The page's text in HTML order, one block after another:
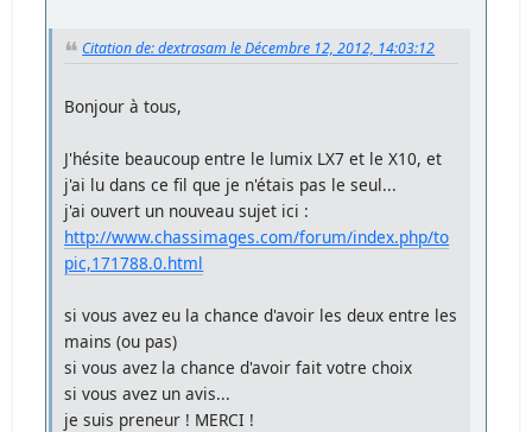
Citation de: dextrasam le Décembre 12, 2012, 14:03:12
Bonjour à tous,
J'hésite beaucoup entre le lumix LX7 et le X10, et
j'ai lu dans ce fil que je n'étais pas le seul...
j'ai ouvert un nouveau sujet ici :
http://www.chassimages.com/forum/index.php/to
pic,171788.0.html
si vous avez eu la chance d'avoir les deux entre les
mains (ou pas)
si vous avez la chance d'avoir fait votre choix
si vous avez un avis...
je suis preneur ! MERCI !